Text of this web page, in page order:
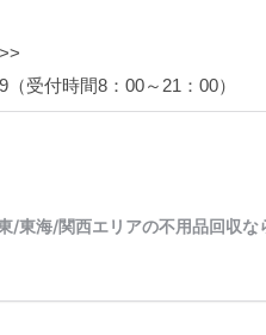
受付時間8：00～21：00）